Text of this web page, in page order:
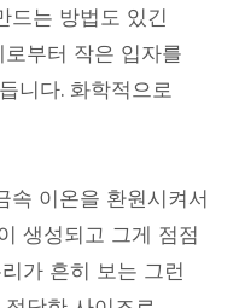
드는 방법도 있긴
부터 작은 입자를
니다. 화학적으로
속 이온을 환원시켜서
생성되고 그게 점점
가 흔히 보는 그런